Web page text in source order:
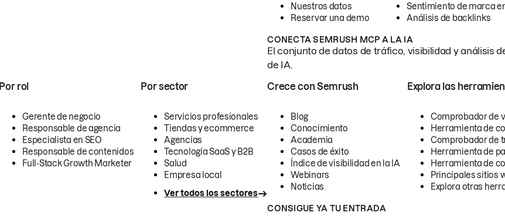
Nuestros datos
Reservar una demo
Sentimiento de marca
Análisis de backlinks
CONECTA SEMRUSH MCP A LA IA
El conjunto de datos de tráfico, visibilidad y análisis
de IA.
Por rol
Gerente de negocio
Responsable de agencia
Especialista en SEO
Responsable de contenidos
Full-Stack Growth Marketer
Por sector
Servicios profesionales
Tiendas y ecommerce
Agencias
Tecnología SaaS y B2B
Salud
Empresa local
Ver todos los sectores
Crece con Semrush
Blog
Conocimiento
Academia
Casos de éxito
Índice de visibilidad en la IA
Webinars
Noticias
Explora las
Comprobador de
Herramienta de
Comprobador de
Herramienta de
Herramienta de
Principales sitios
Explora otras
CONSIGUE YA TU ENTRADA